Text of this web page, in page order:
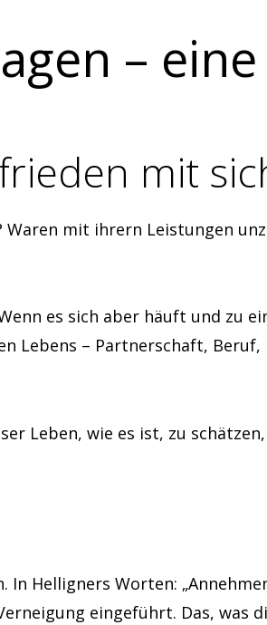
–
mit
mit ihrern Leistungen
es sich aber häuft und zu
Lebens – Partnerschaft,
Leben, wie es ist, zu
Helligners Worten:
eingeführt. Das, was